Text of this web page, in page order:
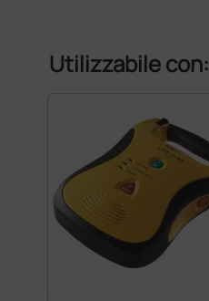
Utilizzabile con: